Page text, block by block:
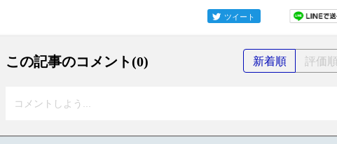
ツイート
この記事のコメント(0) 新着順 評価
コメントしよう...